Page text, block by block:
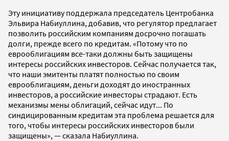
Эту инициативу поддержала председатель Центробанка
Эльвира Набиуллина, добавив, что регулятор предлагает
позволить российским компаниям досрочно погашать
долги, прежде всего по кредитам. «Потому что по
еврооблигациям все-таки должны быть защищены
интересы российских инвесторов. Сейчас получается так,
что наши эмитенты платят полностью по своим
еврооблигациям, деньги доходят до иностранных
инвесторов, а российские инвесторы страдают. Есть
механизмы мены облигаций, сейчас идут... По
синдицированным кредитам эта проблема решается для
того, чтобы интересы российских инвесторов были
защищены», — сказала Набиуллина.